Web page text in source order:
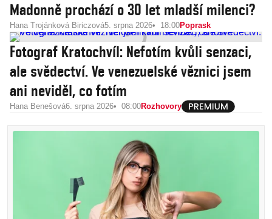
Madonně prochází o 30 let mladší milenci?
Hana Trojánková Biriczová5. srpna 2026 18:00Poprask
Fotograf Kratochvíl: Nefotím kvůli senzaci,
ale svědectví. Ve venezuelské věznici jsem
ani neviděl, co fotím
Hana Benešová6. srpna 2026 08:00Rozhovory